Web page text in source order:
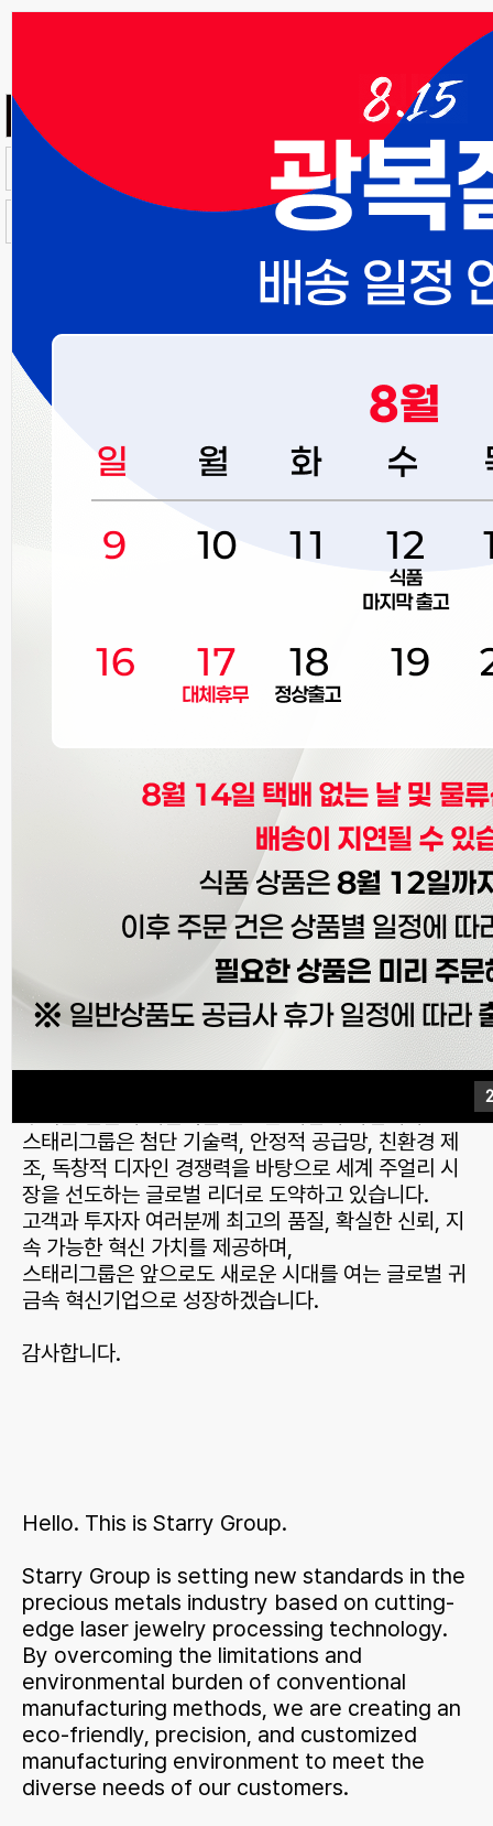
경영 이념 및 목표
회사구조
CEO's MESSAGE
신뢰의 가치를 바탕으로 창조경제를 선도하고 업계에 선한 영향
안녕하세요. ㈜스태리그룹입니다.
스태리그룹은 첨단 레이저 주얼리 세공 기술을 기반으
로 귀금속 산업의 새로운 표준을 만들어가고 있습니
기존 제조 방식의 한계와 환경적 부담을 넘어, 친환경·
정밀·맞춤형 제조 환경을 구축하여 고객의 다양한 요
🔹 기술력과 경쟁력
레이저 세공을 통해 균일한 품질 확보, 생산 효율 극대
화, 지속 가능한 제조 환경 실현을 이뤄내고 있습니다.
또한 LBMA 등록 글로벌 정련업체와의 파트너십을 통
해 국제 공인 원자재만을 사용하며,
Costco 등 글로벌 유통 네트워크를 기반으로 세계 시
장에서 경쟁력을 입증하고 있습니다.
🔹 특허와 혁신
스태리그룹은 현재 13건의 기술 특허, 48건의 디자인
특허를 보유하고 있으며,
끊임없는 연구개발과 혁신을 통해 차별화된 디자인·제
조 역량을 축적해 나가고 있습니다.
스태리그룹은 첨단 기술력, 안정적 공급망, 친환경 제
조, 독창적 디자인 경쟁력을 바탕으로 세계 주얼리 시
장을 선도하는 글로벌 리더로 도약하고 있습니다.
고객과 투자자 여러분께 최고의 품질, 확실한 신뢰, 지
속 가능한 혁신 가치를 제공하며,
스태리그룹은 앞으로도 새로운 시대를 여는 글로벌 귀
금속 혁신기업으로 성장하겠습니다.
감사합니다.
Hello. This is Starry Group.
Starry Group is setting new standards in the
precious metals industry based on cutting-
edge laser jewelry processing technology.
By overcoming the limitations and
environmental burden of conventional
manufacturing methods, we are creating an
eco-friendly, precision, and customized
manufacturing environment to meet the
diverse needs of our customers.